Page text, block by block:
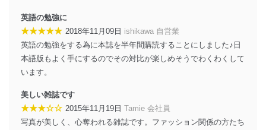
英語の勉強に
★★★★★ 2018年11月09日 ishikawa 自営業
英語の勉強をする為に本誌を半年間購読することにしました♪日
本語版もよく手にするのでその対比が楽しめそうでわくわくして
います。
美しい雑誌です
★★★☆☆ 2015年11月19日 Tamie 会社員
写真が美しく、心奪われる雑誌です。ファッション関係の方たち